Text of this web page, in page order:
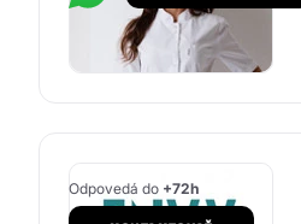
Odpovedá do +72h